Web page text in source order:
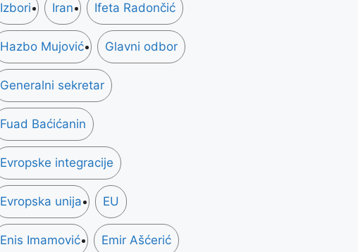
Izbori Iran Ifeta Radončić
Hazbo Mujović Glavni odbor
Generalni sekretar
Fuad Baćićanin
Evropske integracije
Evropska unija EU
Enis Imamović Emir Ašćerić